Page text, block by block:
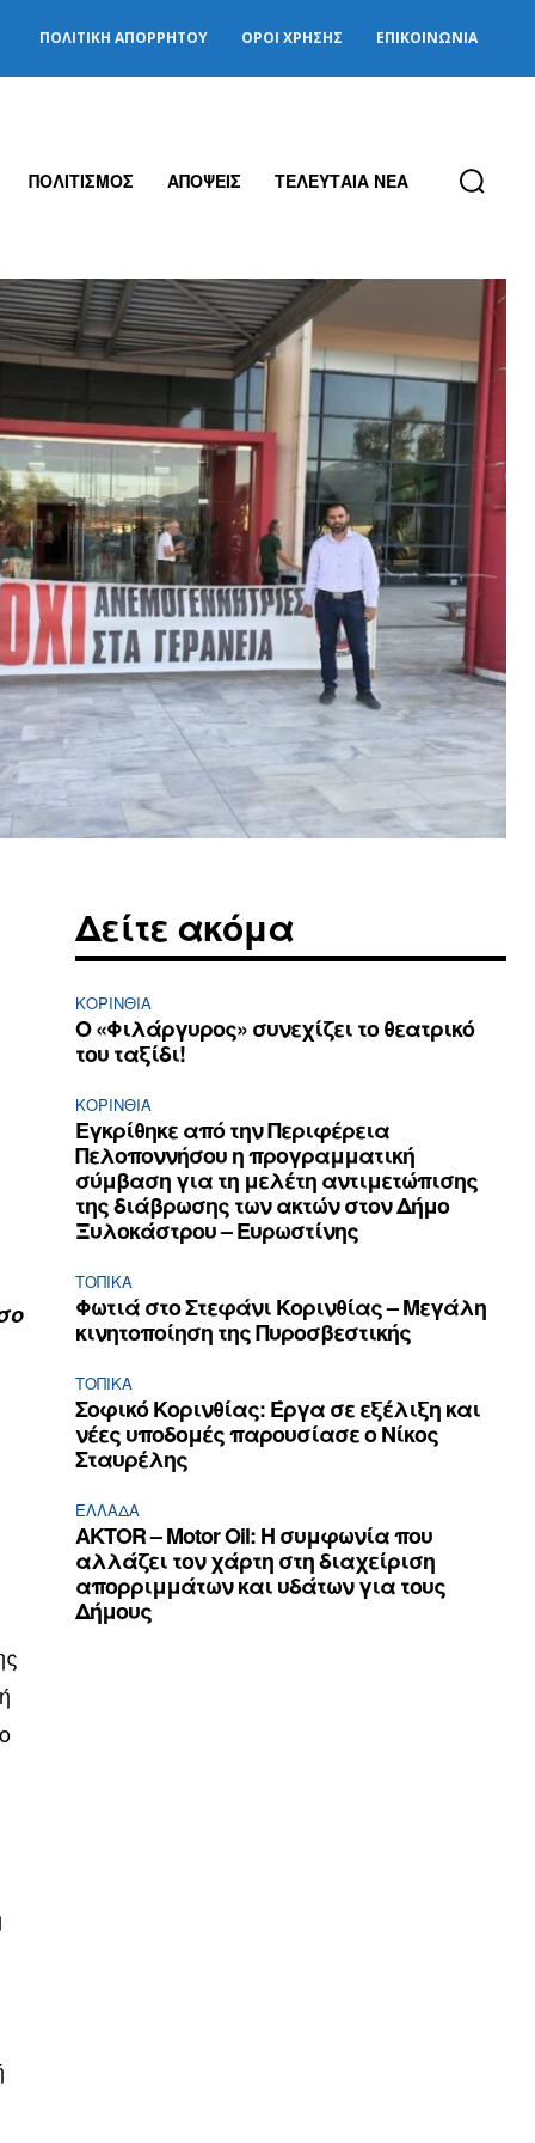
ΠΟΛΙΤΙΚΉ ΑΠΟΡΡΉΤΟΥ ΌΡΟΙ ΧΡΉΣΗΣ ΕΠΙΚΟΙΝΩΝΊΑ
ΠΟΛΙΤΙΣΜΟΣ ΑΠΟΨΕΙΣ ΤΕΛΕΥΤΑΙΑ ΝΕΑ
Δείτε ακόμα
ΚΟΡΙΝΘΊΑ
Ο «Φιλάργυρος» συνεχίζει το θεατρικό
του ταξίδι!
ΚΟΡΙΝΘΊΑ
Εγκρίθηκε από την Περιφέρεια
Πελοποννήσου η προγραμματική
σύμβαση για τη μελέτη αντιμετώπισης
της διάβρωσης των ακτών στον Δήμο
Ξυλοκάστρου – Ευρωστίνης
ΤΟΠΙΚΑ
Φωτιά στο Στεφάνι Κορινθίας – Μεγάλη
κινητοποίηση της Πυροσβεστικής
ΤΟΠΙΚΑ
Σοφικό Κορινθίας: Έργα σε εξέλιξη και
νέες υποδομές παρουσίασε ο Νίκος
Σταυρέλης
ΕΛΛΆΔΑ
AKTOR – Motor Oil: Η συμφωνία που
αλλάζει τον χάρτη στη διαχείριση
απορριμμάτων και υδάτων για τους
Δήμους